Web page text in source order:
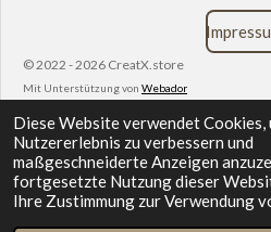
Diese Website verwendet Cookies,
Nutzererlebnis zu verbessern und
maßgeschneiderte Anzeigen
fortgesetzte Nutzung dieser
Ihre Zustimmung zur Verwendung
© 2022 - 2026 CreatX.store
Mit Unterstützung von Webador